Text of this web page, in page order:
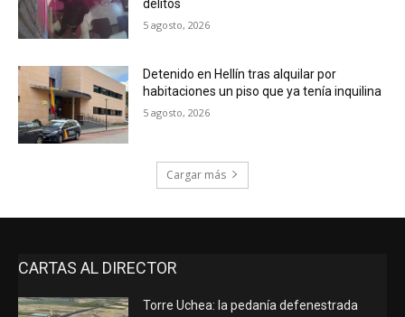
delitos
5 agosto, 2026
Detenido en Hellín tras alquilar por
habitaciones un piso que ya tenía inquilina
5 agosto, 2026
Cargar más
CARTAS AL DIRECTOR
Torre Uchea: la pedanía defenestrada